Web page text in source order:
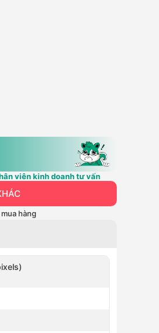
viên kinh doanh tư vấn
hàng